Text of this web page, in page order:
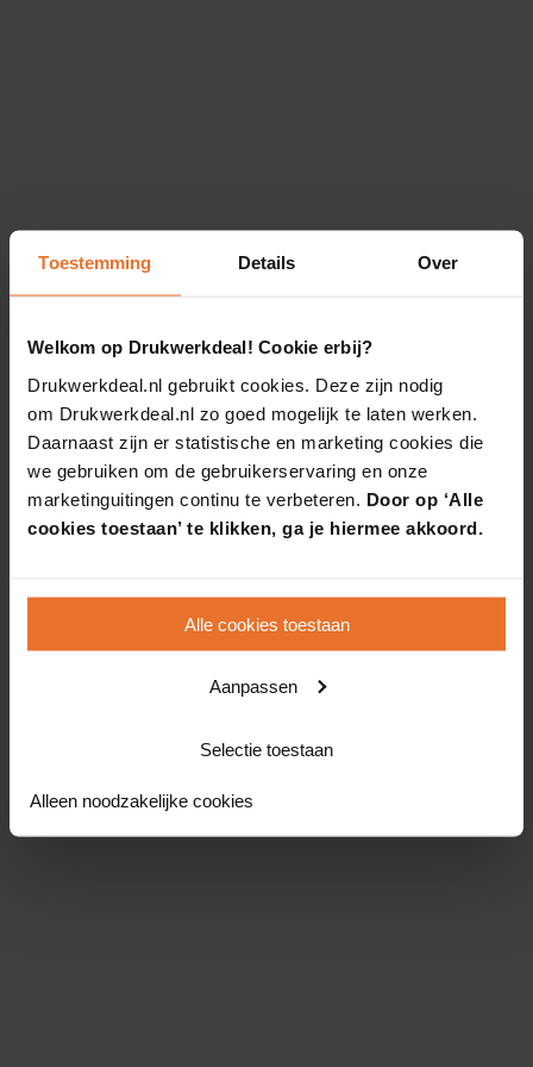
Toestemming Details Over
Welkom op Drukwerkdeal! Cookie erbij?
Drukwerkdeal.nl gebruikt cookies. Deze zijn nodig
om Drukwerkdeal.nl zo goed mogelijk te laten werken.
Daarnaast zijn er statistische en marketing cookies die
we gebruiken om de gebruikerservaring en onze
marketinguitingen continu te verbeteren. Door op ‘Alle
cookies toestaan’ te klikken, ga je hiermee akkoord.
Alle cookies toestaan
Aanpassen
Selectie toestaan
Alleen noodzakelijke cookies